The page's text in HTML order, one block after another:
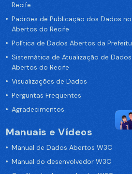
Recife
Padrões de Publicação dos Dados
Abertos do Recife
Política de Dados Abertos da
Sistemática de Atualização de
Abertos do Recife
Visualizações de Dados
Perguntas Frequentes
Agradecimentos
Manuais e Vídeos
Manual de Dados Abertos W3C
Manual do desenvolvedor W3C